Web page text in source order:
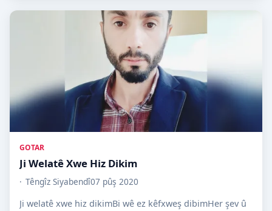
GOTAR
Ji Welatê Xwe Hiz Dikim
Têngîz Siyabendî07 pûş 2020
Ji welatê xwe hiz dikimBi wê ez kêfxweş dibimHer şev û